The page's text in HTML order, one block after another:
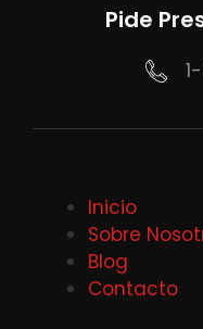
Pide
Inicio
Sobre
Blog
Contacto